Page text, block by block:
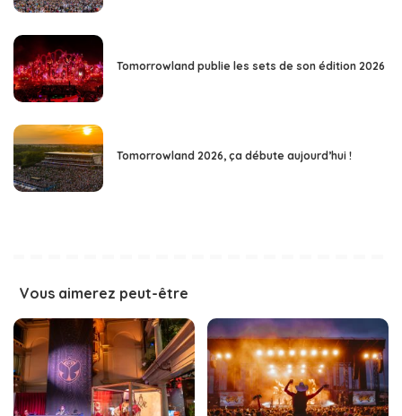
Tomorrowland publie les sets de son édition 2026
Tomorrowland 2026, ça débute aujourd’hui !
Vous aimerez peut-être